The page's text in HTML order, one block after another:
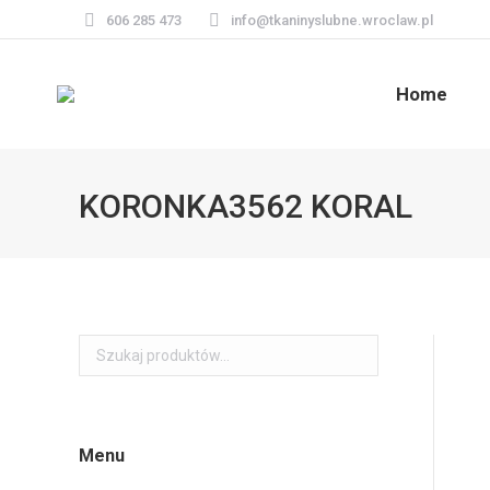
606 285 473 info@tkaninyslubne.wroclaw.pl
Home
KORONKA3562 KORAL
Menu